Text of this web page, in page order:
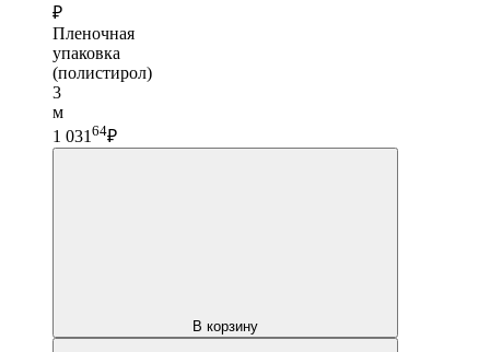
₽
Пленочная
упаковка
(полистирол)
3
м
1 031 64₽
В корзину